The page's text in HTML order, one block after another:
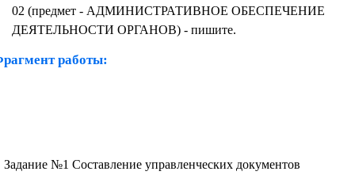
02 (предмет - АДМИНИСТРАТИВНОЕ ОБЕСПЕЧЕНИЕ
ДЕЯТЕЛЬНОСТИ ОРГАНОВ) - пишите.
работы:
Задание №1 Составление управленческих документов